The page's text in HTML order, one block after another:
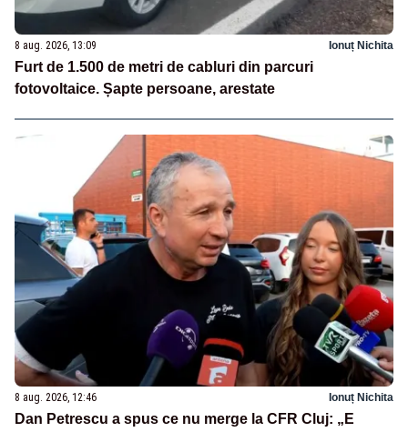
8 aug. 2026, 13:09 Ionuț Nichita
Furt de 1.500 de metri de cabluri din parcuri
fotovoltaice. Șapte persoane, arestate
8 aug. 2026, 12:46 Ionuț Nichita
Dan Petrescu a spus ce nu merge la CFR Cluj: „E